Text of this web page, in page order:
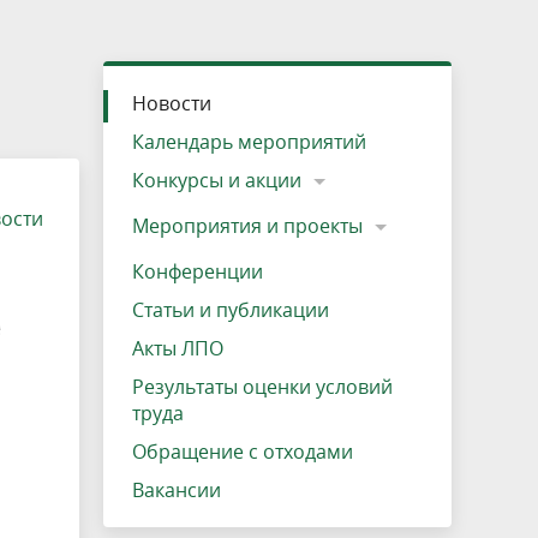
Озеро Плещеево
Вакансии
Экологические тропы и туристские
маршруты
Прокат велосипедов
Адрес, телефон, схема проезда
Результаты оценки условий труда
Интерактивная карта
Кадастр объектов животного мира, не
отнесенных к объектам охоты
Новости
Календарь мероприятий
Конкурсы и акции
Мероприятия и проекты
Конференции
Статьи и публикации
Акты ЛПО
Результаты оценки условий
труда
Обращение с отходами
Вакансии